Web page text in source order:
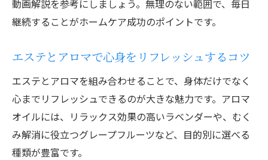
動画解説を参考にしましょう。無理のない範囲で、毎日
継続することがホームケア成功のポイントです。
エステとアロマで心身をリフレッシュするコツ
エステとアロマを組み合わせることで、身体だけでなく
心までリフレッシュできるのが大きな魅力です。アロマ
オイルには、リラックス効果の高いラベンダーや、むく
み解消に役立つグレープフルーツなど、目的別に選べる
種類が豊富です。